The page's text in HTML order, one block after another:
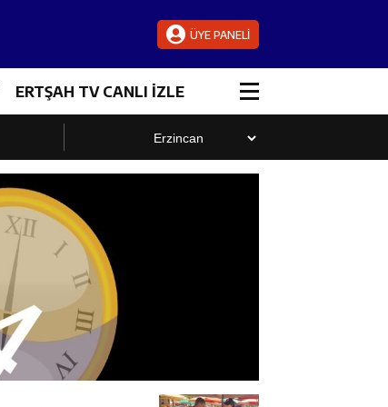
ÜYE PANELİ
ERTŞAH TV CANLI İZLE